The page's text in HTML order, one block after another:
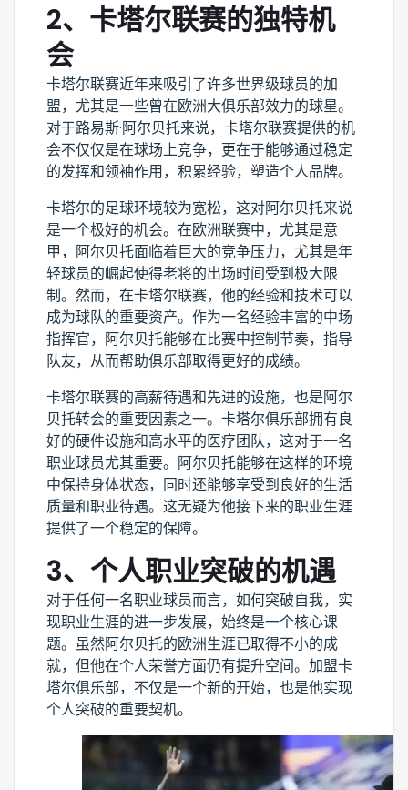
2、卡塔尔联赛的独特机
会
卡塔尔联赛近年来吸引了许多世界级球员的加
盟，尤其是一些曾在欧洲大俱乐部效力的球星。
对于路易斯·阿尔贝托来说，卡塔尔联赛提供的机
会不仅仅是在球场上竞争，更在于能够通过稳定
的发挥和领袖作用，积累经验，塑造个人品牌。
卡塔尔的足球环境较为宽松，这对阿尔贝托来说
是一个极好的机会。在欧洲联赛中，尤其是意
甲，阿尔贝托面临着巨大的竞争压力，尤其是年
轻球员的崛起使得老将的出场时间受到极大限
制。然而，在卡塔尔联赛，他的经验和技术可以
成为球队的重要资产。作为一名经验丰富的中场
指挥官，阿尔贝托能够在比赛中控制节奏，指导
队友，从而帮助俱乐部取得更好的成绩。
卡塔尔联赛的高薪待遇和先进的设施，也是阿尔
贝托转会的重要因素之一。卡塔尔俱乐部拥有良
好的硬件设施和高水平的医疗团队，这对于一名
职业球员尤其重要。阿尔贝托能够在这样的环境
中保持身体状态，同时还能够享受到良好的生活
质量和职业待遇。这无疑为他接下来的职业生涯
提供了一个稳定的保障。
3、个人职业突破的机遇
对于任何一名职业球员而言，如何突破自我，实
现职业生涯的进一步发展，始终是一个核心课
题。虽然阿尔贝托的欧洲生涯已取得不小的成
就，但他在个人荣誉方面仍有提升空间。加盟卡
塔尔俱乐部，不仅是一个新的开始，也是他实现
个人突破的重要契机。